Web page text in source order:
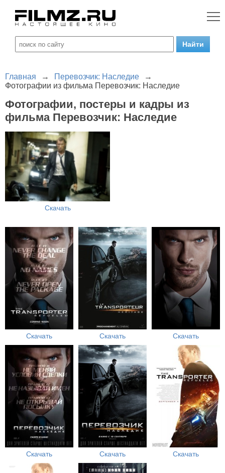
Главная → Перевозчик: Наследие
→
Фотографии из фильма Перевозчик: Наследие
Фотографии, постеры и кадры из
фильма Перевозчик: Наследие
Скачать
Скачать Скачать Скачать
Скачать Скачать Скачать